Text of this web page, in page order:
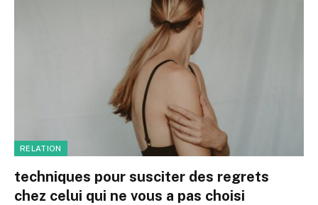
RELATION
techniques pour susciter des regrets
chez celui qui ne vous a pas choisi